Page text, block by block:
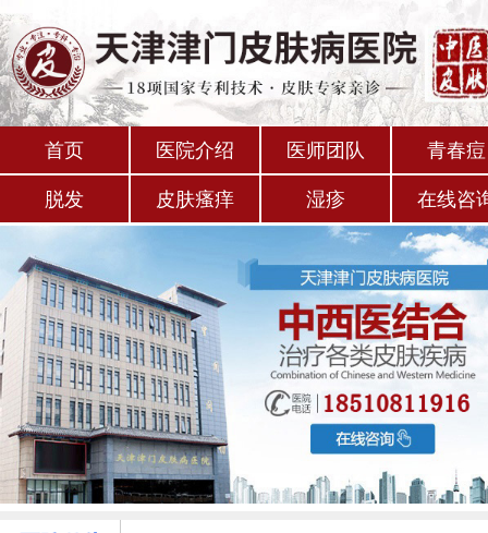
首页 医院介绍 医师团队 青春痘
脱发 皮肤瘙痒 湿疹 在线咨